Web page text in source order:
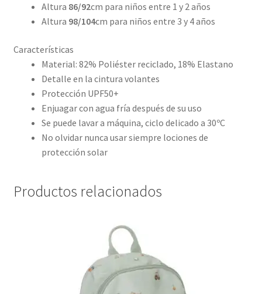
Altura 86/92cm para niños entre 1 y 2 años
Altura 98/104cm para niños entre 3 y 4 años
Características
Material: 82% Poliéster reciclado, 18% Elastano
Detalle en la cintura volantes
Protección UPF50+
Enjuagar con agua fría después de su uso
Se puede lavar a máquina, ciclo delicado a 30ºC
No olvidar nunca usar siempre lociones de
protección solar
Productos relacionados